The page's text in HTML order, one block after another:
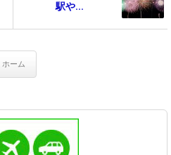
駅や...
ホーム